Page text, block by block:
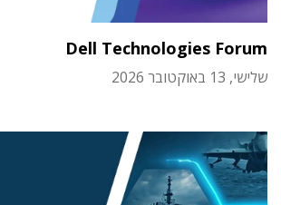
Dell Technologies Forum
שלישי, 13 באוקטובר 2026